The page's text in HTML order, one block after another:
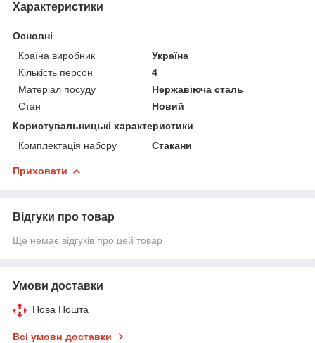
Характеристики
Основні
Країна виробник
Україна
Кількість персон
4
Матеріал посуду
Нержавіюча сталь
Стан
Новий
Користувальницькі характеристики
Комплектація набору
Стакани
Приховати
Відгуки про товар
Ще немає відгуків про цей товар
Умови доставки
Нова Пошта
Всі умови доставки